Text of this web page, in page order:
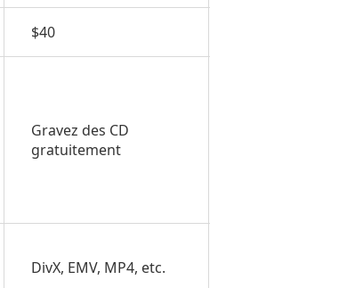
$40
Gravez des CD
gratuitement
DivX, EMV, MP4, etc.